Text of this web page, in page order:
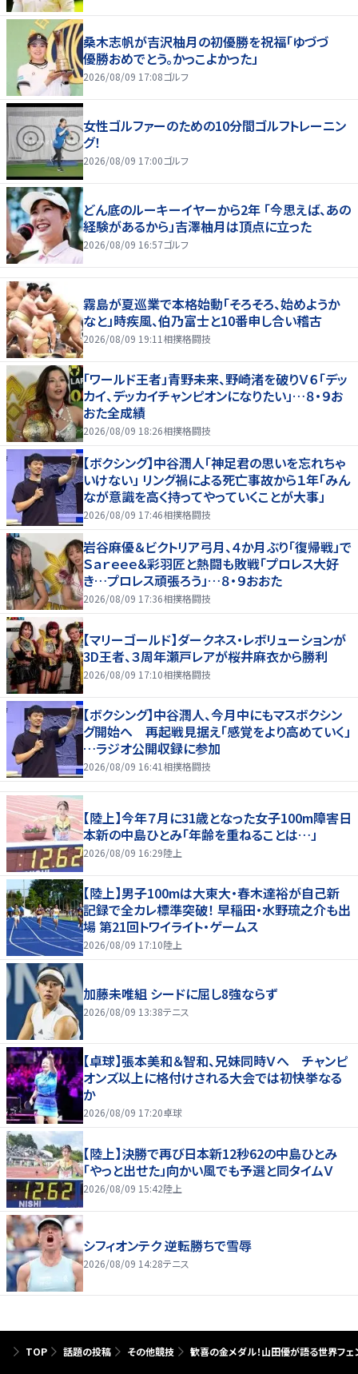
桑木志帆が吉沢柚月の初優勝を祝福「ゆづづ
優勝おめでとう。かっこよかった」
2026/08/09 17:08ゴルフ
女性ゴルファーのための10分間ゴルフトレーニン
グ！
2026/08/09 17:00ゴルフ
どん底のルーキーイヤーから2年 「今思えば、あの
経験があるから」吉澤柚月は頂点に立った
2026/08/09 16:57ゴルフ
霧島が夏巡業で本格始動「そろそろ、始めようか
なと」時疾風、伯乃富士と10番申し合い稽古
2026/08/09 19:11 相撲格闘技
「ワールド王者」青野未来、野崎渚を破りＶ６「デッ
カイ、デッカイチャンピオンになりたい」…８・９お
おた全成績
2026/08/09 18:26相撲格闘技
【ボクシング】中谷潤人「神足君の思いを忘れちゃ
いけない」 リング禍による死亡事故から１年「みん
なが意識を高く持ってやっていくことが大事」
2026/08/09 17:46相撲格闘技
岩谷麻優＆ビクトリア弓月、４か月ぶり「復帰戦」で
Ｓａｒｅｅｅ＆彩羽匠と熱闘も敗戦「プロレス大好
き…プロレス頑張ろう」…８・９おおた
2026/08/09 17:36相撲格闘技
【マリーゴールド】ダークネス・レボリューションが
3D王者、３周年瀬戸レアが桜井麻衣から勝利
2026/08/09 17:10相撲格闘技
【ボクシング】中谷潤人、今月中にもマスボクシン
グ開始へ 再起戦見据え「感覚をより高めていく」
…ラジオ公開収録に参加
2026/08/09 16:41 相撲格闘技
【陸上】今年７月に31歳となった女子100m障害日
本新の中島ひとみ「年齢を重ねることは…」
2026/08/09 16:29陸上
【陸上】男子100mは大東大・春木達裕が自己新
記録で全カレ標準突破！ 早稲田・水野琉之介も出
場 第21回トワイライト・ゲームス
2026/08/09 17:10陸上
加藤未唯組 シードに屈し8強ならず
2026/08/09 13:38テニス
【卓球】張本美和＆智和、兄妹同時Ｖへ チャンピ
オンズ以上に格付けされる大会では初快挙なる
か
2026/08/09 17:20卓球
【陸上】決勝で再び日本新12秒62の中島ひとみ
「やっと出せた」向かい風でも予選と同タイムＶ
2026/08/09 15:42陸上
シフィオンテク 逆転勝ちで雪辱
2026/08/09 14:28テニス
TOP 話題の投稿 その他競技 歓喜の金メダル！山田優が語る世界フ